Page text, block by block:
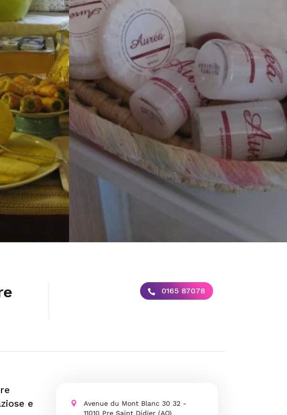
0165 87078
e
Avenue du Mont Blanc 30 32 -
11010 Pre Saint Didier (AO)